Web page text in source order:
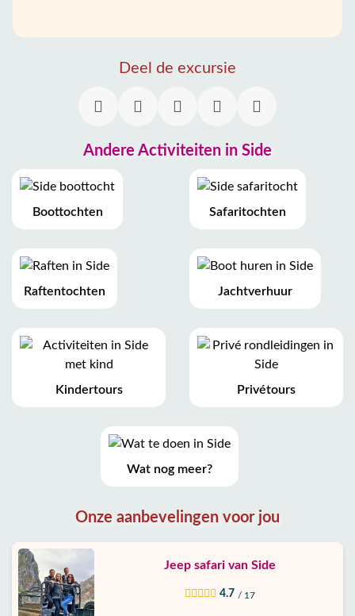
Deel de excursie
Andere Activiteiten in Side
Boottochten Safaritochten
Raftentochten Jachtverhuur
Kindertours Privétours
Wat nog meer?
Onze aanbevelingen voor jou
Jeep safari van Side
4.7 / 17